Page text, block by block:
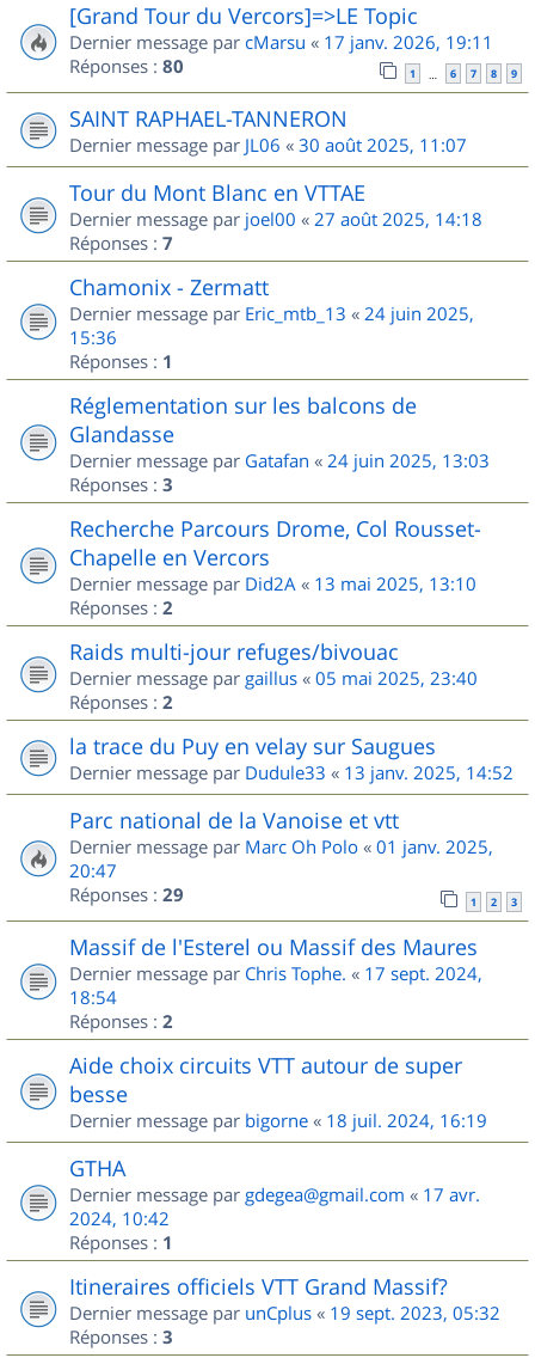
[Grand Tour du Vercors]=>LE Topic
Dernier message par cMarsu « 17 janv. 2026, 19:11
Réponses : 80 1 … 6 7 8 9
SAINT RAPHAEL-TANNERON
Dernier message par JL06 « 30 août 2025, 11:07
Tour du Mont Blanc en VTTAE
Dernier message par joel00 « 27 août 2025, 14:18
Réponses : 7
Chamonix - Zermatt
Dernier message par Eric_mtb_13 « 24 juin 2025,
15:36
Réponses : 1
Réglementation sur les balcons de
Glandasse
Dernier message par Gatafan « 24 juin 2025, 13:03
Réponses : 3
Recherche Parcours Drome, Col Rousset-
Chapelle en Vercors
Dernier message par Did2A « 13 mai 2025, 13:10
Réponses : 2
Raids multi-jour refuges/bivouac
Dernier message par gaillus « 05 mai 2025, 23:40
Réponses : 2
la trace du Puy en velay sur Saugues
Dernier message par Dudule33 « 13 janv. 2025, 14:52
Parc national de la Vanoise et vtt
Dernier message par Marc Oh Polo « 01 janv. 2025,
20:47
Réponses : 29 1 2 3
Massif de l'Esterel ou Massif des Maures
Dernier message par Chris Tophe. « 17 sept. 2024,
18:54
Réponses : 2
Aide choix circuits VTT autour de super
besse
Dernier message par bigorne « 18 juil. 2024, 16:19
GTHA
Dernier message par gdegea@gmail.com « 17 avr.
2024, 10:42
Réponses : 1
Itineraires officiels VTT Grand Massif?
Dernier message par unCplus « 19 sept. 2023, 05:32
Réponses : 3